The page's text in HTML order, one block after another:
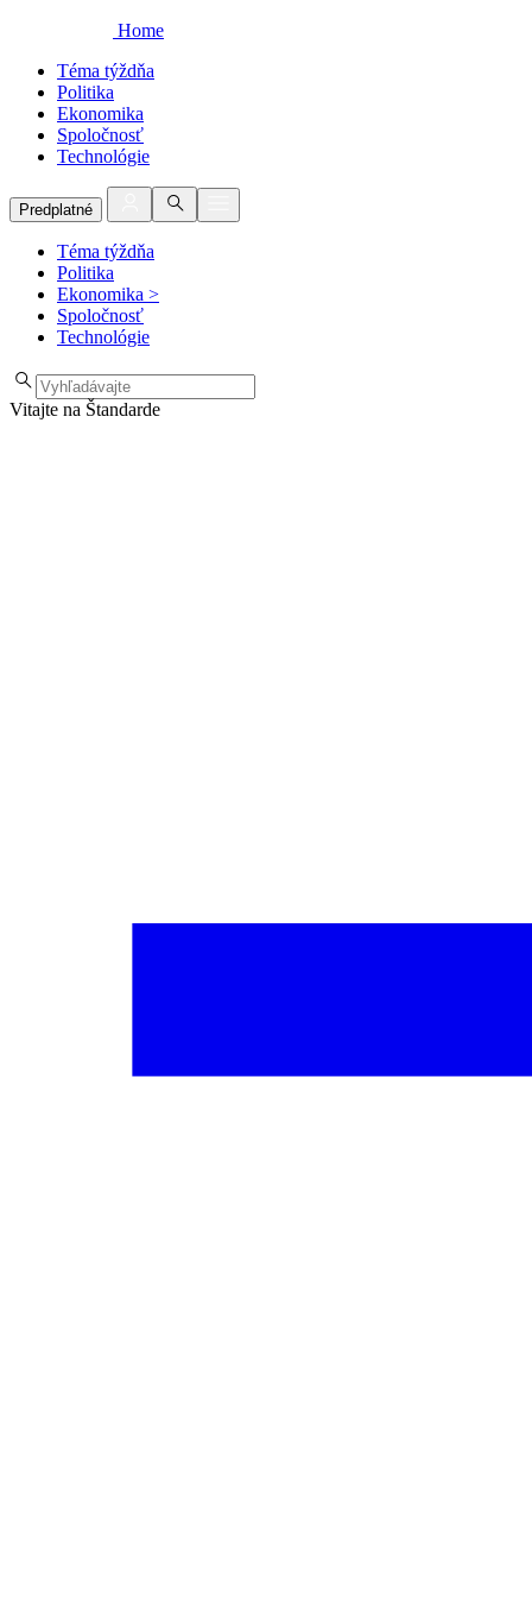
Home
Téma týždňa
Politika
Ekonomika
Spoločnosť
Technológie
Predplatné
Téma týždňa
Politika
Ekonomika >
Spoločnosť
Technológie
Vitajte na Štandarde